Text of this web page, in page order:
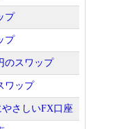
プ
プ
のスワップ
ワップ
さしいFX口座